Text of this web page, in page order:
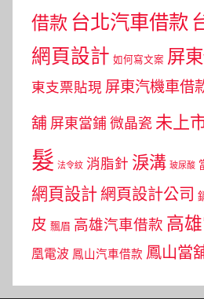
借款 台北汽車借款
網頁設計 如何寫文案 屏
東支票貼現 屏東汽機車借
舖 屏東當鋪 微晶瓷 未上
髮 法令紋 消脂針 淚溝 玻尿酸
網頁設計 網頁設計公司
皮 飄眉 高雄汽車借款 高
凰電波 鳳山汽車借款 鳳山當